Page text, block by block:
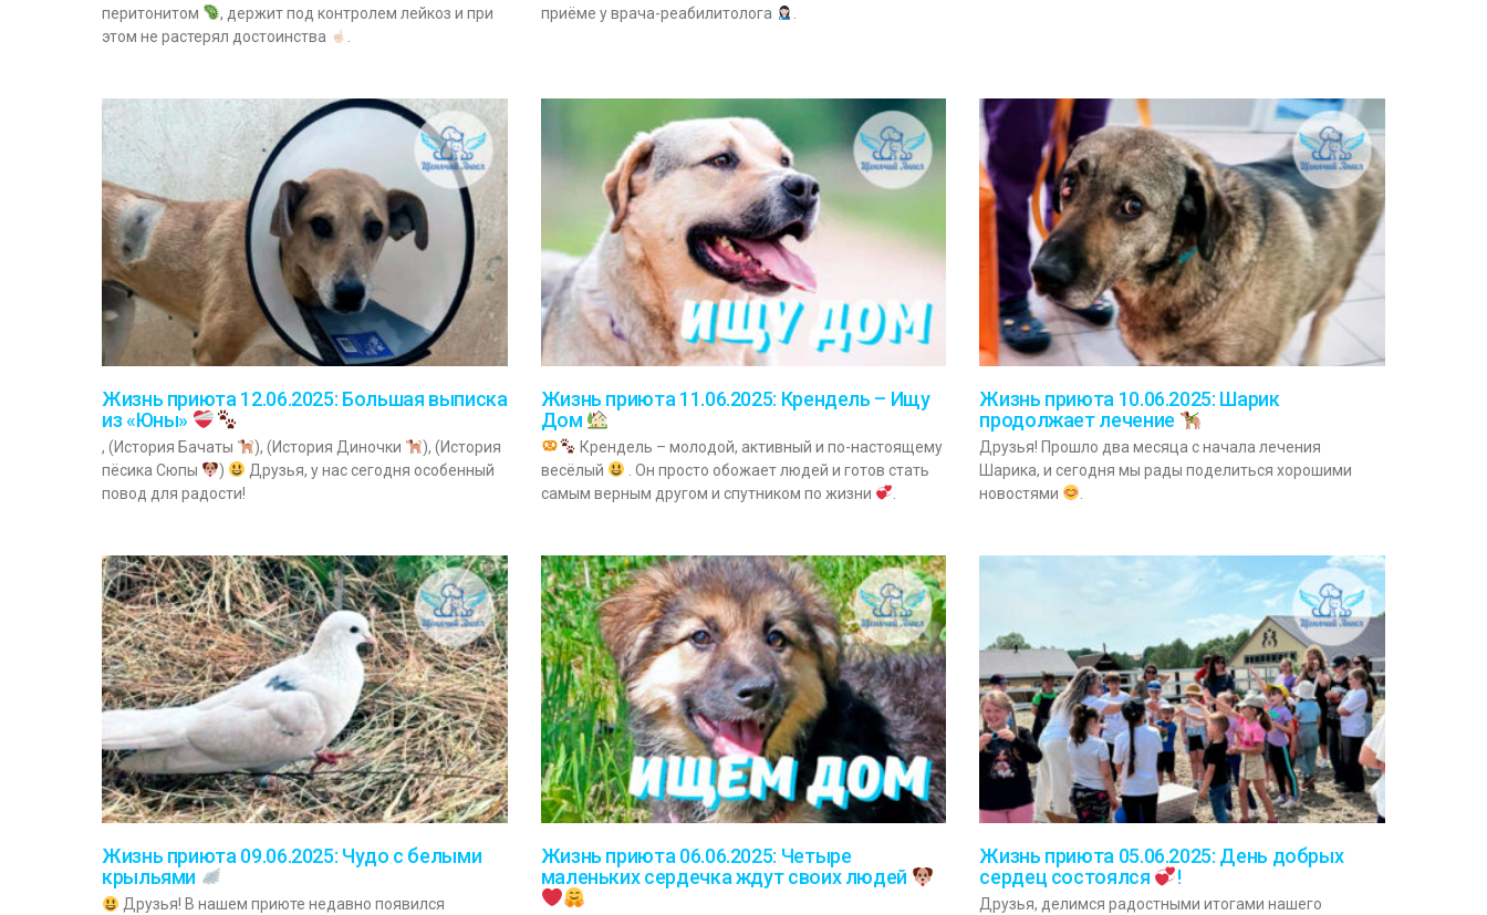
перитонитом
, держит под контролем лейкоз и при
этом не растерял достоинства
приёме у врача-реабилитолога
Жизнь приюта 12.06.2025: Большая выписка
из «Юны»
, (История Бачаты ), (История Диночки
), (История
пёсика Сюпы
)
Друзья, у нас сегодня особенный
повод для радости!
Жизнь приюта 11.06.2025: Крендель – Ищу
Дом
Крендель – молодой, активный и по-настоящему
весёлый
. Он просто обожает людей и готов стать
самым верным другом и спутником по жизни
Жизнь приюта 10.06.2025: Шарик
продолжает лечение
Друзья! Прошло два месяца с начала лечения
Шарика, и сегодня мы рады поделиться хорошими
новостями
Жизнь приюта 09.06.2025: Чудо с белыми
крыльями
Друзья! В нашем приюте недавно появился
Жизнь приюта 06.06.2025: Четыре
маленьких сердечка ждут своих людей
Жизнь приюта 05.06.2025: День добрых
сердец состоялся
!
Друзья, делимся радостными итогами нашего